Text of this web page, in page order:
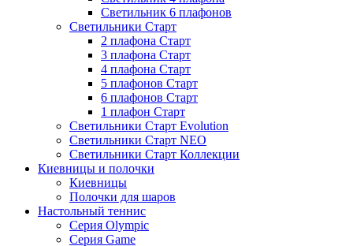
Светильник 6 плафонов
Светильники Старт
2 плафона Старт
3 плафона Старт
4 плафона Старт
5 плафонов Старт
6 плафонов Старт
1 плафон Старт
Светильники Старт Evolution
Светильники Старт NEO
Светильники Старт Коллекции
Киевницы и полочки
Киевницы
Полочки для шаров
Настольный теннис
Серия Olympic
Серия Game